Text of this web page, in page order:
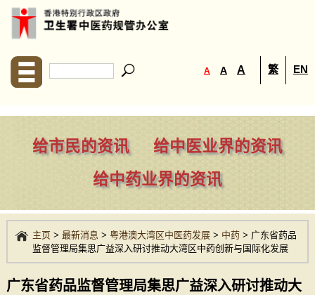
A A A 繁 EN
给市民的资讯
给中医业界的资讯
给中药业界的资讯
主页> 最新消息 > 粤港澳大湾区中医药发展> 中药> 广东省药品
监督管理局集思广益深入研讨推动大湾区中药创新与国际化发展
广东省药品监督管理局集思广益深入研讨推动大